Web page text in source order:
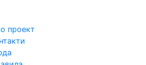
проект